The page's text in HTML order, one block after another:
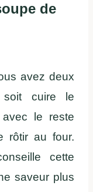
de
avez deux
soit cuire le
avec le reste
rôtir au four.
cette
saveur plus